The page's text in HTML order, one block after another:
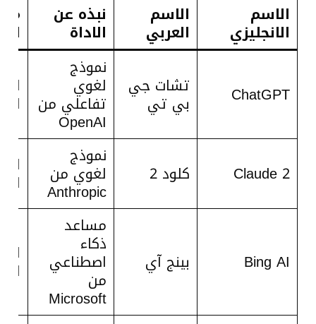
الاسم
الانجليزي
الاسم
العربي
نبذه عن
الاداة
ChatGPT تشات جي
بي تي
نموذج
لغوي
تفاعلي من
OpenAI
Claude 2 كلود 2
نموذج
لغوي من
Anthropic
Bing AI بينج آي
مساعد
ذكاء
اصطناعي
من
Microsoft